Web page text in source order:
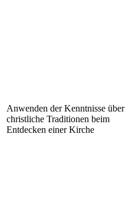
Anwenden der Kenntnisse über
christliche Traditionen beim
Entdecken einer Kirche